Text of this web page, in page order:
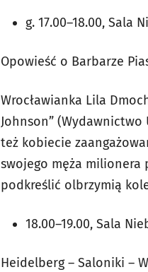
g. 17.00–18.00, Sala
Opowieść o Barbarze
Wrocławianka Lila
Johnson”
też kobiecie
swojego męża milionera
podkreślić olbrzymią
18.00–19.00, Sala
Heidelberg – Saloniki –